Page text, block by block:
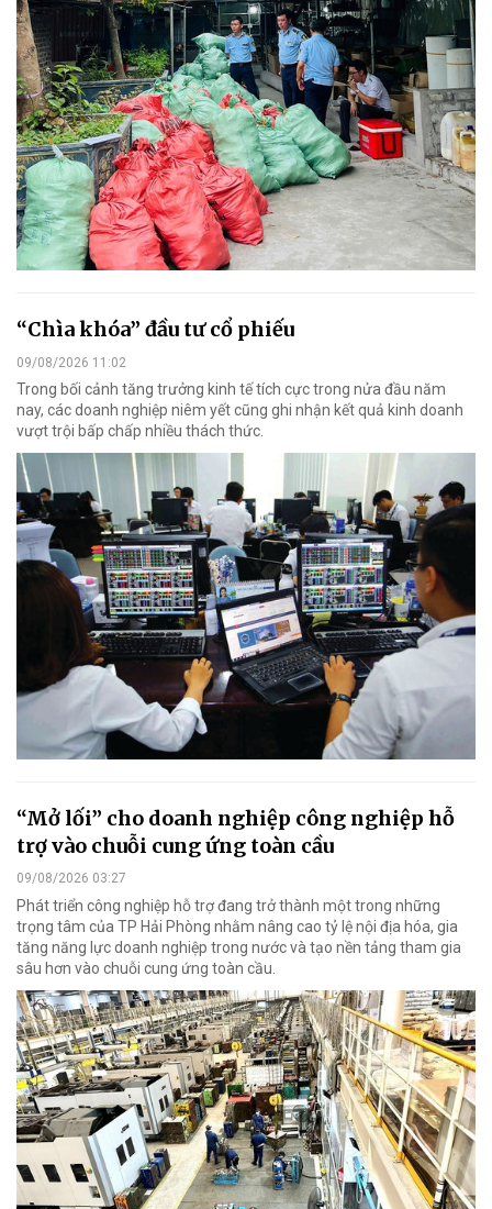
“Chìa khóa” đầu tư cổ phiếu
09/08/2026 11:02
Trong bối cảnh tăng trưởng kinh tế tích cực trong nửa đầu năm
nay, các doanh nghiệp niêm yết cũng ghi nhận kết quả kinh doanh
vượt trội bấp chấp nhiều thách thức.
“Mở lối” cho doanh nghiệp công nghiệp hỗ
trợ vào chuỗi cung ứng toàn cầu
09/08/2026 03:27
Phát triển công nghiệp hỗ trợ đang trở thành một trong những
trọng tâm của TP Hải Phòng nhằm nâng cao tỷ lệ nội địa hóa, gia
tăng năng lực doanh nghiệp trong nước và tạo nền tảng tham gia
sâu hơn vào chuỗi cung ứng toàn cầu.